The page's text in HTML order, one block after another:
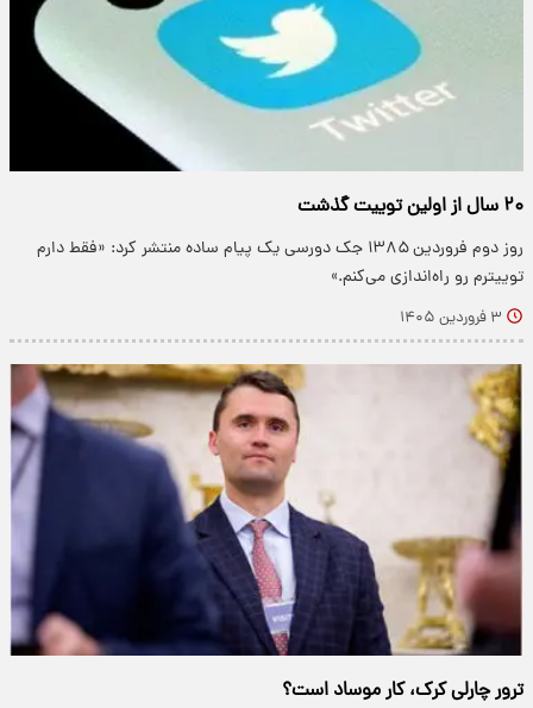
۲۰ سال از اولین توییت گذشت
روز دوم فروردین ۱۳۸۵ جک دورسی یک پیام ساده منتشر کرد: «فقط دارم
توییترم رو راه‌اندازی می‌کنم.»
۳ فروردین ۱۴۰۵
ترور چارلی کرک، کار موساد است؟